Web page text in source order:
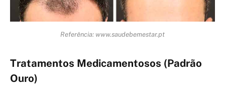
Referência: www.saudebemestar.pt
Tratamentos Medicamentosos (Padrão
Ouro)